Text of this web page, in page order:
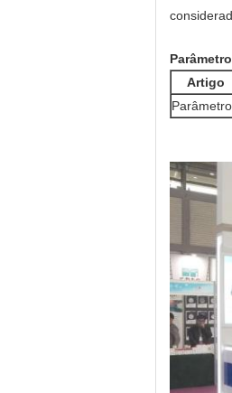
Artigo
Parâmetro